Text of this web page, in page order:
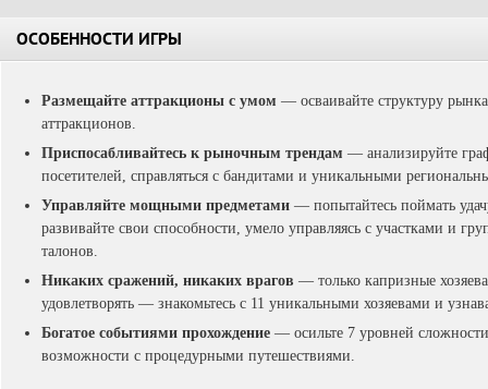
ОСОБЕННОСТИ ИГРЫ
Размещайте аттракционы с умом — осваивайте структуру
аттракционов.
Приспосабливайтесь к рыночным трендам — анализируйте
посетителей, справляться с бандитами и уникальными
Управляйте мощными предметами — попытайтесь поймать
развивайте свои способности, умело управляясь с участками и
талонов.
Никаких сражений, никаких врагов — только капризные
удовлетворять — знакомьтесь с 11 уникальными хозяевами и
Богатое событиями прохождение — осильте 7 уровней
возможности с процедурными путешествиями.